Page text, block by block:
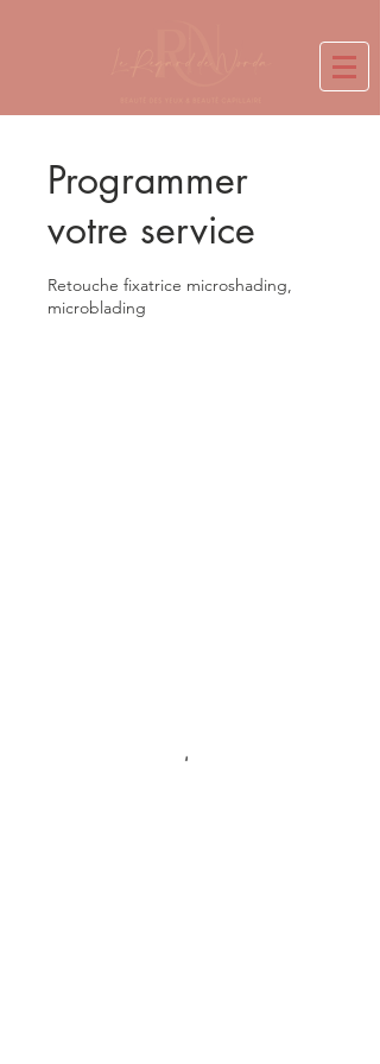
Programmer
votre service
Retouche fixatrice microshading,
microblading